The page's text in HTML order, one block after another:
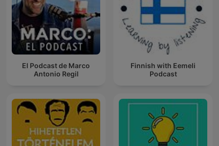
El Podcast de Marco
Antonio Regil
Finnish with Eemeli
Podcast